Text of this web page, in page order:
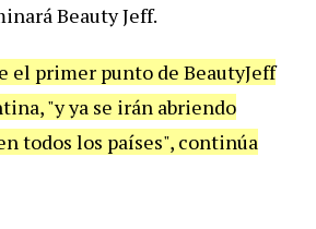
Beauty Jeff.
el primer punto de BeautyJeff
"y ya se irán abriendo
todos los países", continúa